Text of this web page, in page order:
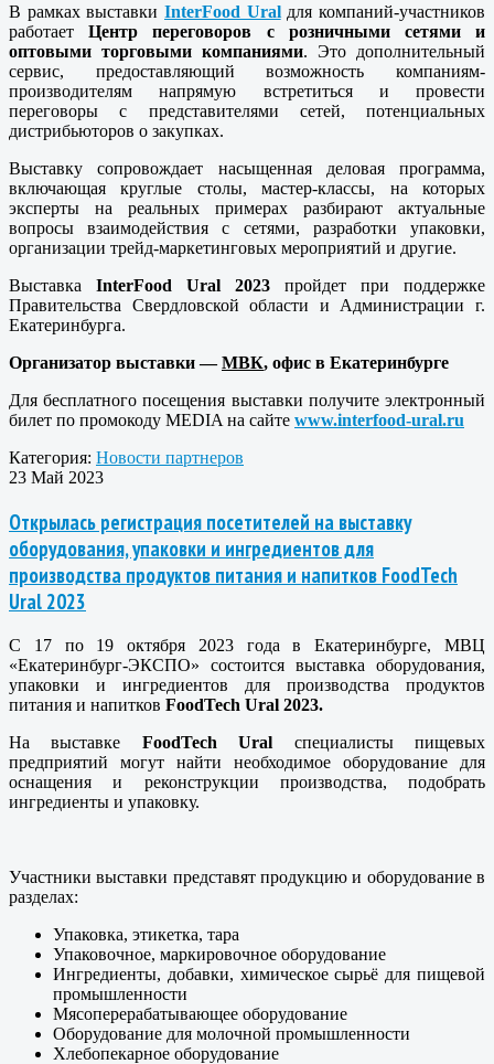
В рамках выставки InterFood Uralдля компаний-участников
работаетЦентр переговоров с розничными сетями и
оптовыми торговыми компаниями. Это дополнительный
сервис, предоставляющий возможность компаниям-
производителям напрямую встретиться и провести
переговоры с представителями сетей, потенциальных
дистрибьюторов о закупках.
Выставку сопровождает насыщенная деловая программа,
включающая круглые столы, мастер-классы, на которых
эксперты на реальных примерах разбирают актуальные
вопросы взаимодействия с сетями, разработки упаковки,
организации трейд-маркетинговых мероприятий и другие.
Выставка InterFood Ural 2023 пройдет при поддержке
Правительства Свердловской области и Администрации г.
Екатеринбурга.
Организатор выставки —МВК, офис в Екатеринбурге
Для бесплатного посещения выставки получите электронный
билет по промокоду MEDIA на сайте www.interfood-ural.ru
Категория: Новости партнеров
23 Май 2023
Открылась регистрация посетителей на выставку
оборудования, упаковки и ингредиентов для
производства продуктов питания и напитков FoodTech
Ural 2023
С 17 по 19 октября 2023 года в Екатеринбурге, МВЦ
«Екатеринбург-ЭКСПО» состоится выставка оборудования,
упаковки и ингредиентов для производства продуктов
питания и напитков FoodTech Ural 2023.
На выставке FoodTech Ural специалисты пищевых
предприятий могут найти необходимое оборудование для
оснащения и реконструкции производства, подобрать
ингредиенты и упаковку.
Участники выставки представят продукцию и оборудование в
разделах:
Упаковка, этикетка, тара
Упаковочное, маркировочное оборудование
Ингредиенты, добавки, химическое сырьё для пищевой
промышленности
Мясоперерабатывающее оборудование
Оборудование для молочной промышленности
Хлебопекарное оборудование